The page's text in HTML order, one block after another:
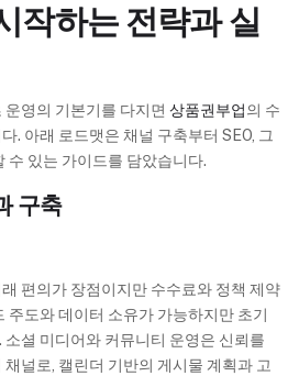
작하는 전략과 실
영의 기본기를 다지면 상품권부업의 수
. 아래 로드맷은 채널 구축부터 SEO, 그
수 있는 가이드를 담았습니다.
구축
편의가 장점이지만 수수료와 정책 제약
주도와 데이터 소유가 가능하지만 초기
셜 미디어와 커뮤니티 운영은 신뢰를
널로, 캘린더 기반의 게시물 계획과 고